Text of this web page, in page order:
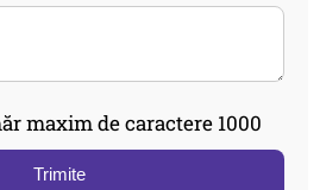
maxim de caractere 1000
Trimite